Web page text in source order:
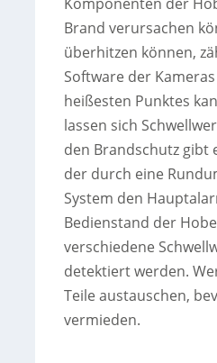
Brand verursachen
überhitzen können,
Software der
heißesten Punktes
lassen sich
den Brandschutz gibt
der durch eine
System den
Bedienstand der
verschiedene
detektiert werden.
Teile austauschen,
vermieden.